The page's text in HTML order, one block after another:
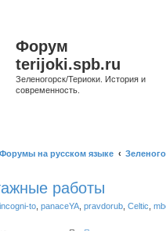
Форум
terijoki.spb.ru
Зеленогорск/Териоки. История и
современность.
Форумы на русском языке
работы
incogni-to panaceYA pravdorub Celtic